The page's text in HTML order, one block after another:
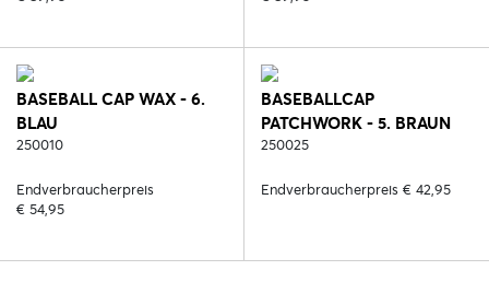
BASEBALL CAP WAX - 6.
BLAU
250010
Endverbraucherpreis
€ 54,95
BASEBALLCAP
PATCHWORK - 5. BRAUN
250025
Endverbraucherpreis € 42,95